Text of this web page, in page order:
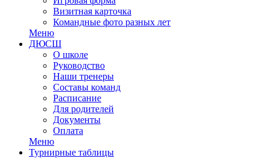
Визитная карточка
Командные фото разных лет
Меню
ДЮСШ
О школе
Руководство
Наши тренеры
Составы команд
Расписание
Для родителей
Документы
Оплата
Меню
Турнирные таблицы